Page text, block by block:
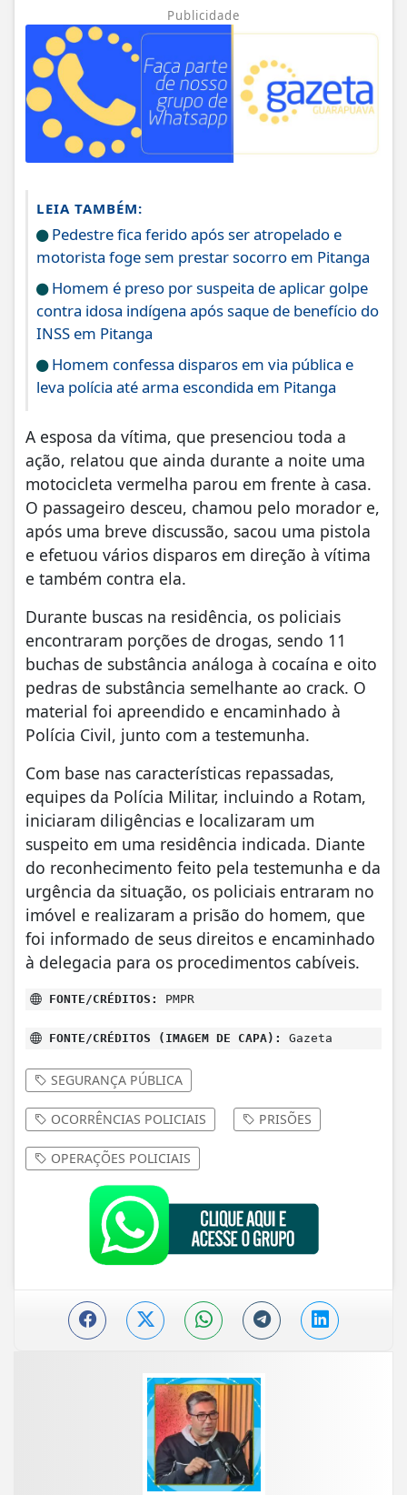
Publicidade
LEIA TAMBÉM:
Pedestre fica ferido após ser atropelado e
motorista foge sem prestar socorro em Pitanga
Homem é preso por suspeita de aplicar golpe
contra idosa indígena após saque de benefício do
INSS em Pitanga
Homem confessa disparos em via pública e
leva polícia até arma escondida em Pitanga
A esposa da vítima, que presenciou toda a
ação, relatou que ainda durante a noite uma
motocicleta vermelha parou em frente à casa.
O passageiro desceu, chamou pelo morador e,
após uma breve discussão, sacou uma pistola
e efetuou vários disparos em direção à vítima
e também contra ela.
Durante buscas na residência, os policiais
encontraram porções de drogas, sendo 11
buchas de substância análoga à cocaína e oito
pedras de substância semelhante ao crack. O
material foi apreendido e encaminhado à
Polícia Civil, junto com a testemunha.
Com base nas características repassadas,
equipes da Polícia Militar, incluindo a Rotam,
iniciaram diligências e localizaram um
suspeito em uma residência indicada. Diante
do reconhecimento feito pela testemunha e da
urgência da situação, os policiais entraram no
imóvel e realizaram a prisão do homem, que
foi informado de seus direitos e encaminhado
à delegacia para os procedimentos cabíveis.
FONTE/CRÉDITOS: PMPR
FONTE/CRÉDITOS (IMAGEM DE CAPA): Gazeta
SEGURANÇA PÚBLICA
OCORRÊNCIAS POLICIAIS PRISÕES
OPERAÇÕES POLICIAIS